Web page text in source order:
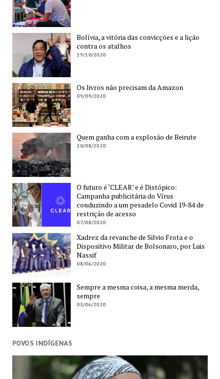
Bolívia, a vitória das convicções e a lição
contra os atalhos
19/10/2020
Os livros não precisam da Amazon
09/09/2020
Quem ganha com a explosão de Beirute
10/08/2020
O futuro é ‘CLEAR’ e é Distópico:
Campanha publicitária do Vírus
conduzindo a um pesadelo Covid 19-84 de
restrição de acesso
07/08/2020
Xadrez da revanche de Silvio Frota e o
Dispositivo Militar de Bolsonaro, por Luis
Nassif
08/06/2020
Sempre a mesma coisa, a mesma merda,
sempre
03/06/2020
POVOS INDÍGENAS